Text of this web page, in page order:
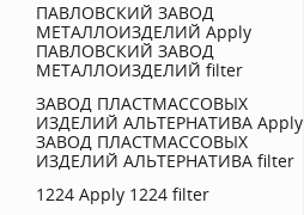
ПАВЛОВСКИЙ ЗАВОД
МЕТАЛЛОИЗДЕЛИЙ Apply
ПАВЛОВСКИЙ ЗАВОД
МЕТАЛЛОИЗДЕЛИЙ filter
ЗАВОД ПЛАСТМАССОВЫХ
ИЗДЕЛИЙ АЛЬТЕРНАТИВА Apply
ЗАВОД ПЛАСТМАССОВЫХ
ИЗДЕЛИЙ АЛЬТЕРНАТИВА filter
1224 Apply 1224 filter